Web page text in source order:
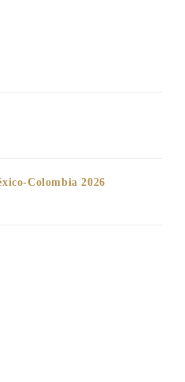
Colombia 2026